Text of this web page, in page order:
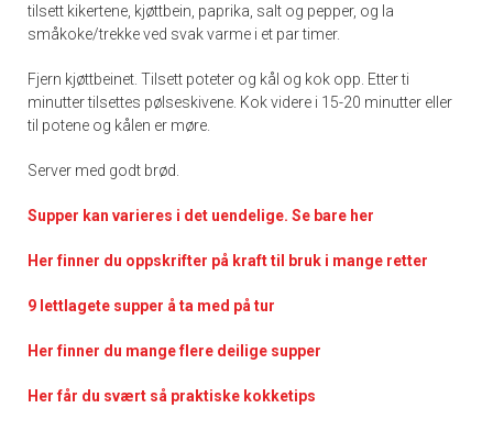
tilsett kikertene, kjøttbein, paprika, salt og pepper, og la
småkoke/trekke ved svak varme i et par timer.
Fjern kjøttbeinet. Tilsett poteter og kål og kok opp. Etter ti
minutter tilsettes pølseskivene. Kok videre i 15-20 minutter eller
til potene og kålen er møre.
Server med godt brød.
Supper kan varieres i det uendelige. Se bare her
Her finner du oppskrifter på kraft til bruk i mange retter
9 lettlagete supper å ta med på tur
Her finner du mange flere deilige supper
Her får du svært så praktiske kokketips